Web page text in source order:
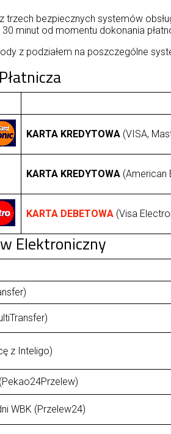
trzech bezpiecznych systemów
minut od momentu dokonania
z podziałem na poszczególne
KARTA KREDYTOWA (VISA,
KARTA KREDYTOWA (American
KARTA DEBETOWA (Visa
Elektroniczny
z Inteligo)
WBK (Przelew24)